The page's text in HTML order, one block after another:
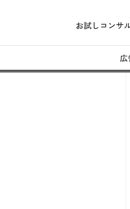
お試しコンサ